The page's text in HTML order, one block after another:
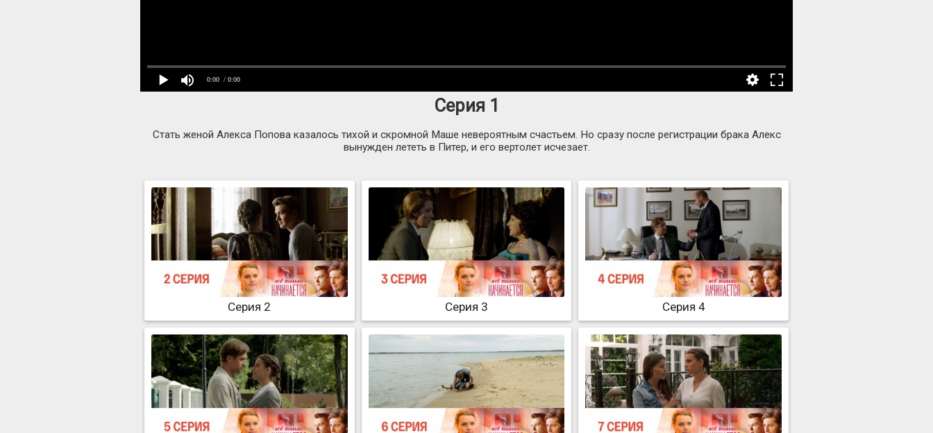
0:00 / 0:00
Серия 1
Стать женой Алекса Попова казалось тихой и скромной Маше невероятным счастьем. Но сразу после регистрации брака Алекс
вынужден лететь в Питер, и его вертолет исчезает.
Серия 2 Серия 3 Серия 4